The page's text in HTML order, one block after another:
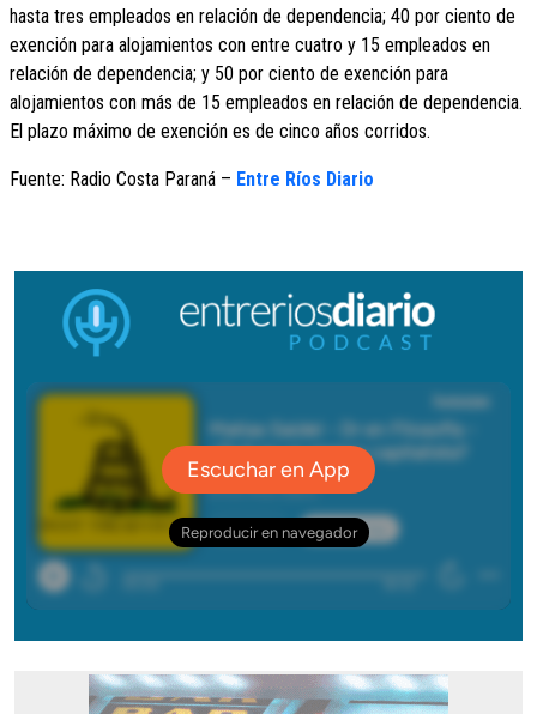
hasta tres empleados en relación de dependencia; 40 por ciento de
exención para alojamientos con entre cuatro y 15 empleados en
relación de dependencia; y 50 por ciento de exención para
alojamientos con más de 15 empleados en relación de dependencia.
El plazo máximo de exención es de cinco años corridos.
Fuente: Radio Costa Paraná – Entre Ríos Diario